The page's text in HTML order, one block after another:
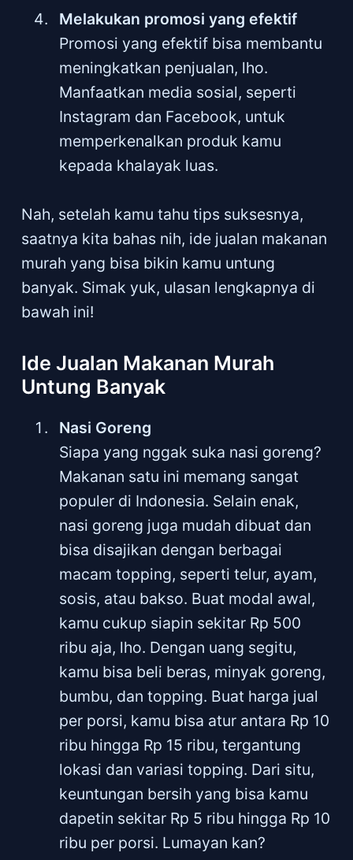
Melakukan promosi yang efektif
Promosi yang efektif bisa membantu
meningkatkan penjualan, lho.
Manfaatkan media sosial, seperti
Instagram dan Facebook, untuk
memperkenalkan produk kamu
kepada khalayak luas.
Nah, setelah kamu tahu tips suksesnya,
saatnya kita bahas nih, ide jualan makanan
murah yang bisa bikin kamu untung
banyak. Simak yuk, ulasan lengkapnya di
bawah ini!
Ide Jualan Makanan Murah
Untung Banyak
Nasi Goreng
Siapa yang nggak suka nasi goreng?
Makanan satu ini memang sangat
populer di Indonesia. Selain enak,
nasi goreng juga mudah dibuat dan
bisa disajikan dengan berbagai
macam topping, seperti telur, ayam,
sosis, atau bakso. Buat modal awal,
kamu cukup siapin sekitar Rp 500
ribu aja, lho. Dengan uang segitu,
kamu bisa beli beras, minyak goreng,
bumbu, dan topping. Buat harga jual
per porsi, kamu bisa atur antara Rp 10
ribu hingga Rp 15 ribu, tergantung
lokasi dan variasi topping. Dari situ,
keuntungan bersih yang bisa kamu
dapetin sekitar Rp 5 ribu hingga Rp 10
ribu per porsi. Lumayan kan?